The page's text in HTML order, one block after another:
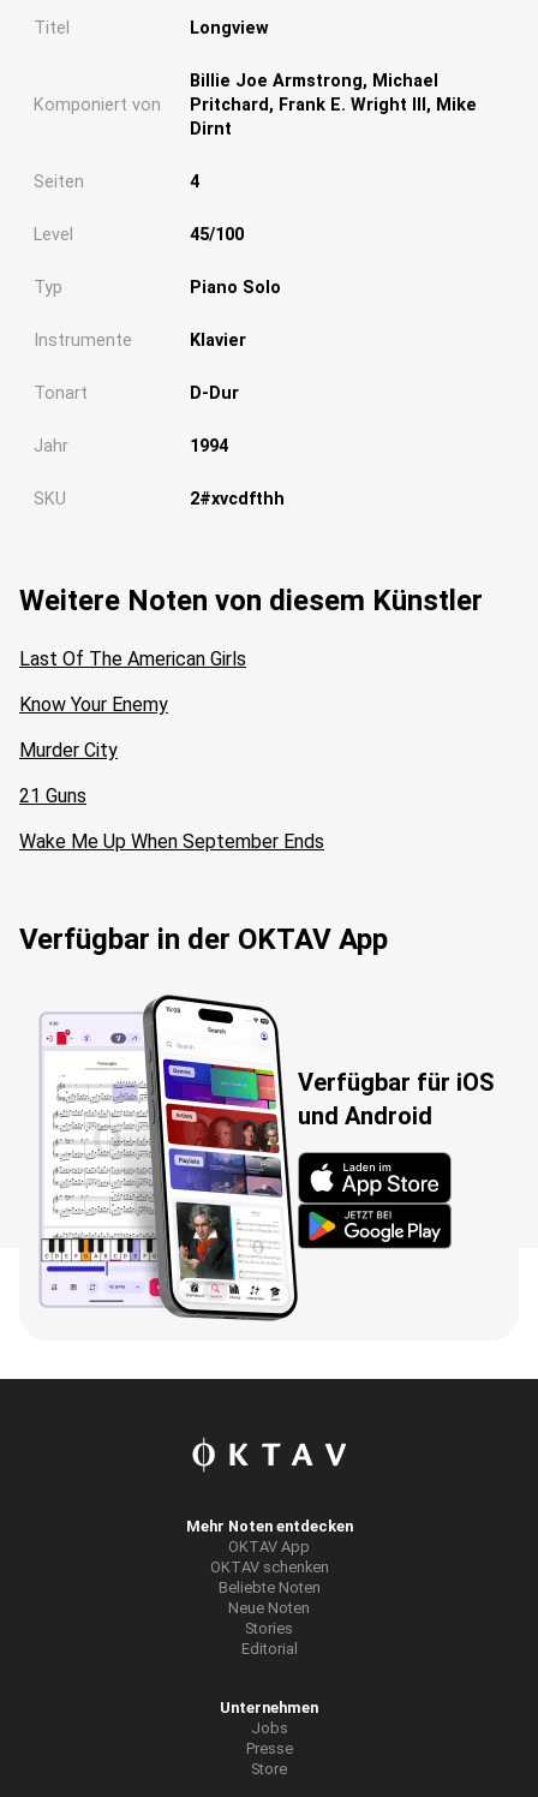
Wird geladen...
Titel Longview
Komponiert von
Billie Joe Armstrong, Michael
Pritchard, Frank E. Wright III, Mike
Dirnt
Seiten 4
Level 45/100
Typ Piano Solo
Instrumente Klavier
Tonart D-Dur
Jahr 1994
SKU 2#xvcdfthh
Weitere Noten von diesem Künstler
Last Of The American Girls
Know Your Enemy
Murder City
21 Guns
Wake Me Up When September Ends
Verfügbar in der OKTAV App
Verfügbar für iOS
und Android
Mehr Noten entdecken
OKTAV App
OKTAV schenken
Beliebte Noten
Neue Noten
Stories
Editorial
Unternehmen
Jobs
Presse
Store